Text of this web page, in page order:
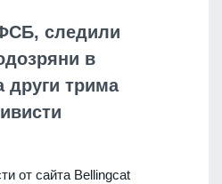
следили
в
други трима
от сайта Bellingcat